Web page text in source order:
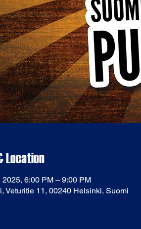
Location
2025, 6:00 PM – 9:00 PM
Veturitie 11, 00240 Helsinki, Suomi